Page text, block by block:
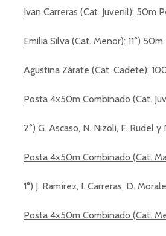
Ivan Carreras (Cat. Juvenil): 50m
Emilia Silva (Cat. Menor): 11°)
Agustina Zárate (Cat. Cadete):
Posta 4x50m Combinado (Cat.
2°) G. Ascaso, N. Nizoli, F. Rudel y
Posta 4x50m Combinado (Cat.
1°) J. Ramírez, I. Carreras, D.
Posta 4x50m Combinado (Cat.